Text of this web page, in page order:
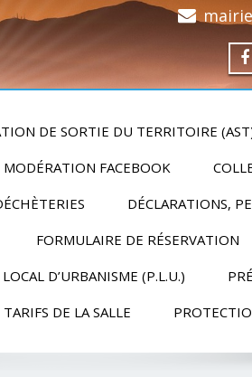
DE SORTIE DU TERRITOIRE
MODÉRATION FACEBOOK
DÉCLARATIONS,
FORMULAIRE DE RÉSERVATION
D’URBANISME (P.L.U.)
DE LA SALLE